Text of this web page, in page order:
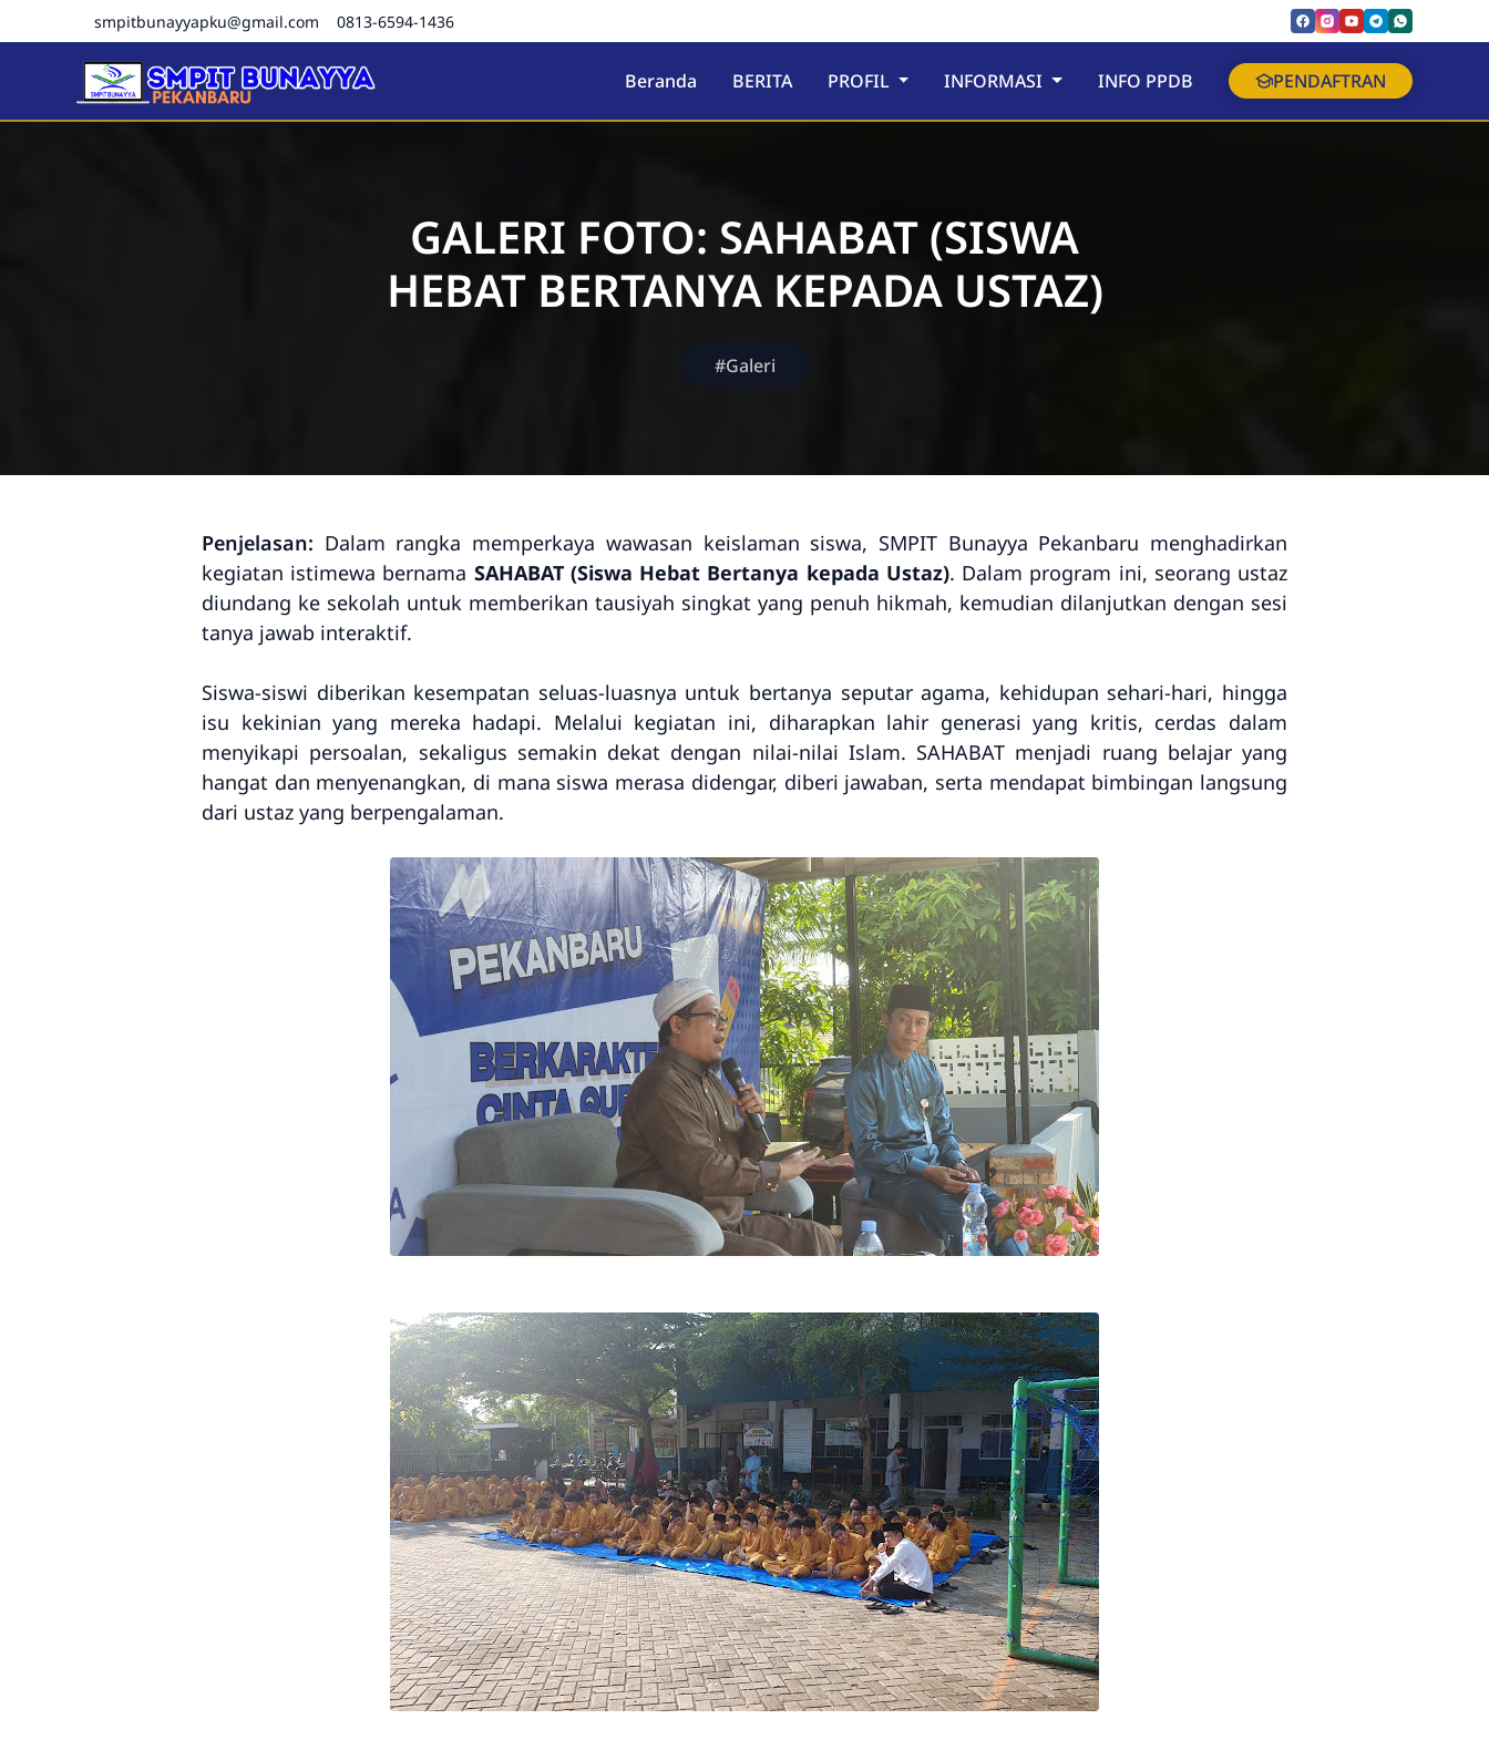
smpitbunayyapku@gmail.com 0813-6594-1436
SMPIT Bunayya Pekanbaru Beranda BERITA PROFIL INFORMASI INFO PPDB PENDAFTRAN
GALERI FOTO: SAHABAT (SISWA
HEBAT BERTANYA KEPADA USTAZ)
#Galeri
Penjelasan: Dalam rangka memperkaya wawasan keislaman siswa, SMPIT Bunayya Pekanbaru menghadirkan
kegiatan istimewa bernama SAHABAT (Siswa Hebat Bertanya kepada Ustaz). Dalam program ini, seorang ustaz
diundang ke sekolah untuk memberikan tausiyah singkat yang penuh hikmah, kemudian dilanjutkan dengan sesi
tanya jawab interaktif.
Siswa-siswi diberikan kesempatan seluas-luasnya untuk bertanya seputar agama, kehidupan sehari-hari, hingga
isu kekinian yang mereka hadapi. Melalui kegiatan ini, diharapkan lahir generasi yang kritis, cerdas dalam
menyikapi persoalan, sekaligus semakin dekat dengan nilai-nilai Islam. SAHABAT menjadi ruang belajar yang
hangat dan menyenangkan, di mana siswa merasa didengar, diberi jawaban, serta mendapat bimbingan langsung
dari ustaz yang berpengalaman.